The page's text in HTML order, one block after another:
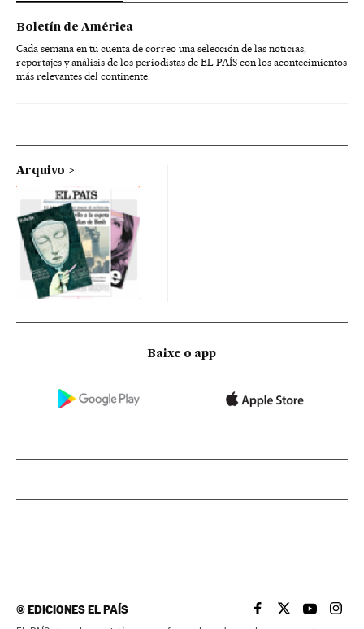
Boletín de América
Cada semana en tu cuenta de correo una selección de las noticias,
reportajes y análisis de los periodistas de EL PAÍS con los acontecimientos
más relevantes del continente.
Arquivo
Baixe o app
©EDICIONES EL PAÍS EL PAÍS BRASIL EN
EL PAÍSEL PAÍS
EL